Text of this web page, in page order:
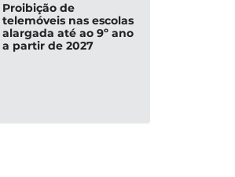
Proibição de
telemóveis nas escolas
alargada até ao 9º ano
a partir de 2027